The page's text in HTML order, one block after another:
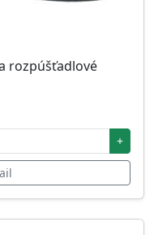
rozpúšťadlové
+